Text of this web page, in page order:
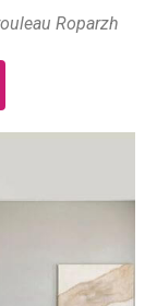
Roparzh